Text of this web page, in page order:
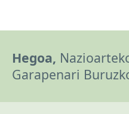
Hegoa,
Garapenari